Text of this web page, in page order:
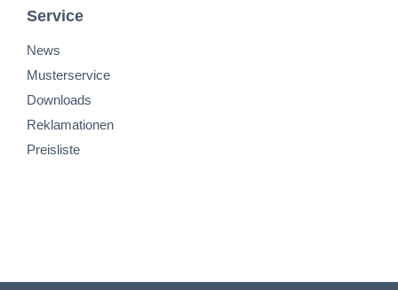
Service
News
Musterservice
Downloads
Reklamationen
Preisliste